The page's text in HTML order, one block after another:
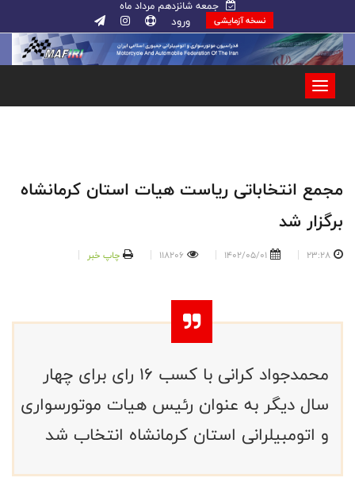
جمعه شانزدهم مرداد ماه
نسخه آزمایشی ورود
مجمع انتخاباتی ریاست هیات استان کرمانشاه
برگزار شد
23:28
1402/05/01
118206 چاپ خبر
محمدجواد کرانی با کسب ۱۶ رای برای چهار
سال دیگر به عنوان رئیس هیات موتورسواری
و اتومبیلرانی استان کرمانشاه انتخاب شد